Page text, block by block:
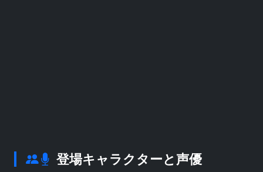
登場キャラクターと声優